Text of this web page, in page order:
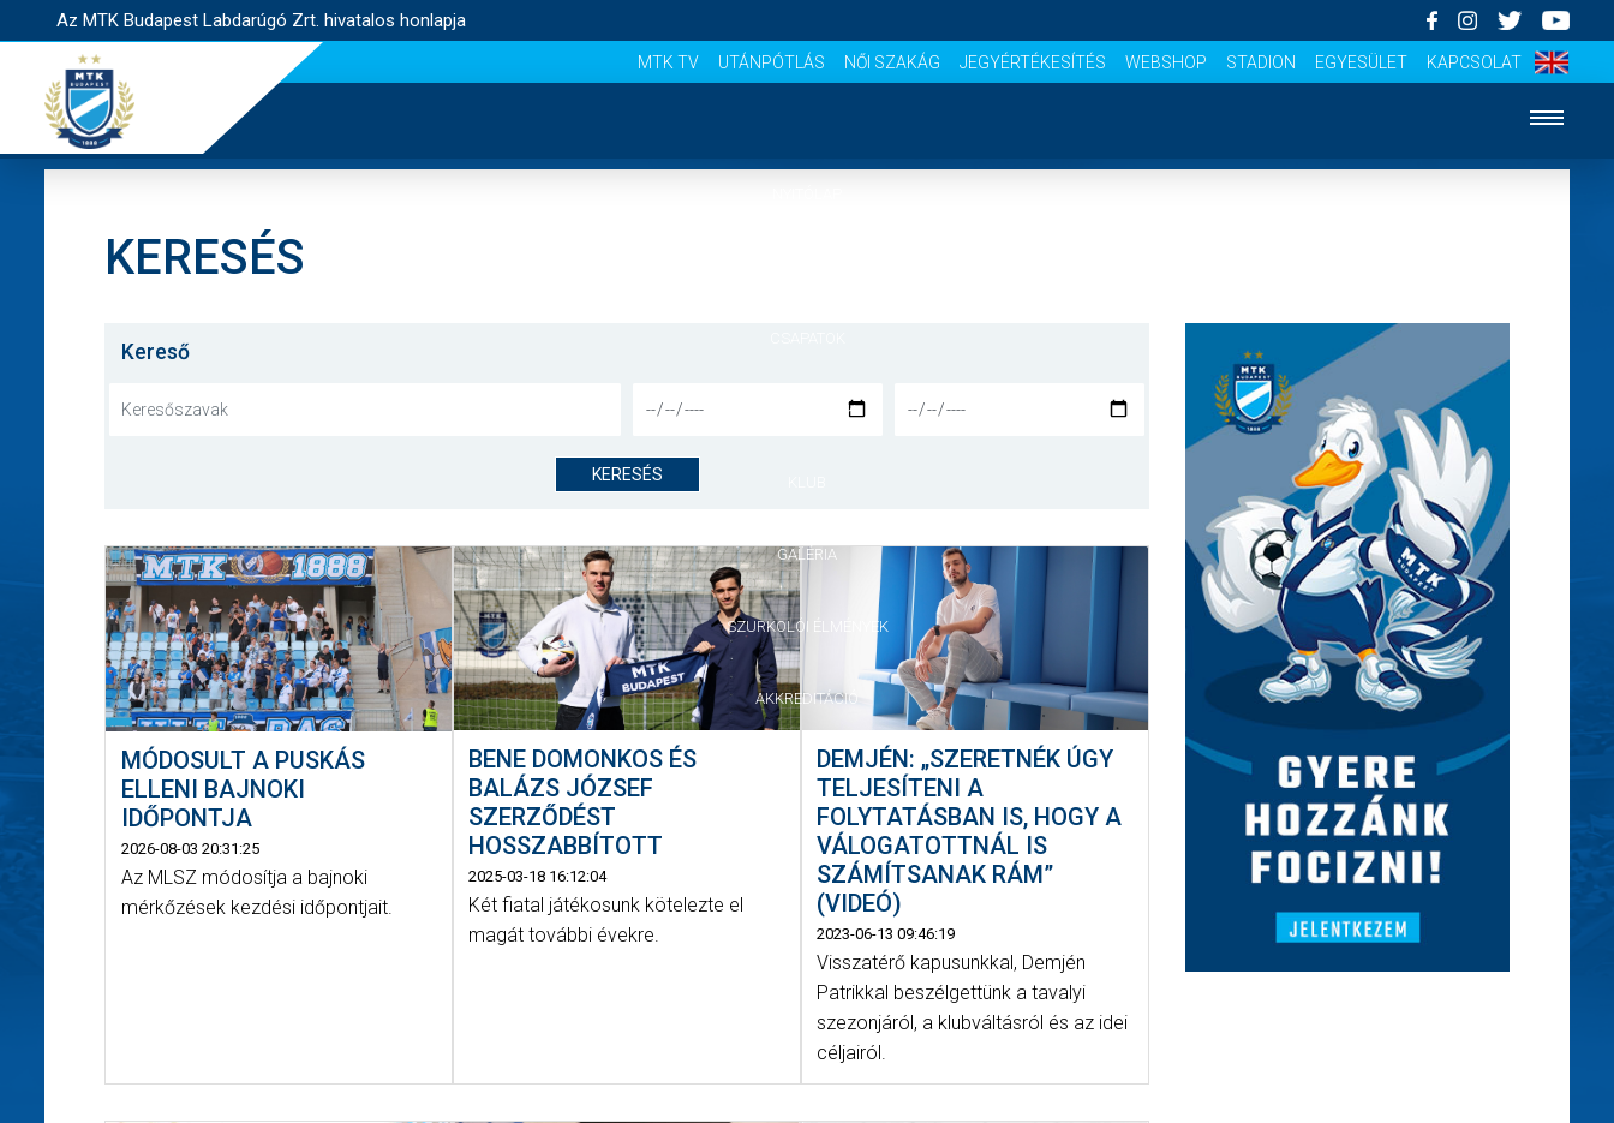
Az MTK Budapest Labdarúgó Zrt. hivatalos honlapja
MTK TV UTÁNPÓTLÁS NŐI SZAKÁG JEGYÉRTÉKESÍTÉS WEBSHOP STADION EGYESÜLET KAPCSOLAT
MÉRKŐZÉSEK
GALÉRIA
SZURKOLÓI ÉLMÉNYEK
AKKREDITÁCIÓ
KERESÉS
Kereső
KERESÉS
MÓDOSULT A PUSKÁS
ELLENI BAJNOKI
IDŐPONTJA
2026-08-03 20:31:25
Az MLSZ módosítja a bajnoki
mérkőzések kezdési időpontjait.
BENE DOMONKOS ÉS
BALÁZS JÓZSEF
SZERZŐDÉST
HOSSZABBÍTOTT
2025-03-18 16:12:04
Két fiatal játékosunk kötelezte el
magát további évekre.
DEMJÉN: „SZERETNÉK ÚGY
TELJESÍTENI A
FOLYTATÁSBAN IS, HOGY A
VÁLOGATOTTNÁL IS
SZÁMÍTSANAK RÁM”
(VIDEÓ)
2023-06-13 09:46:19
Visszatérő kapusunkkal, Demjén
Patrikkal beszélgettünk a tavalyi
szezonjáról, a klubváltásról és az idei
céljairól.